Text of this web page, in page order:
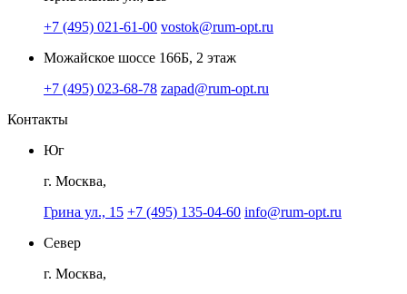
+7 (495) 021-61-00 vostok@rum-opt.ru
Можайское шоссе 166Б, 2 этаж
+7 (495) 023-68-78 zapad@rum-opt.ru
Контакты
Юг
г. Москва,
Грина ул., 15 +7 (495) 135-04-60 info@rum-opt.ru
Север
г. Москва,